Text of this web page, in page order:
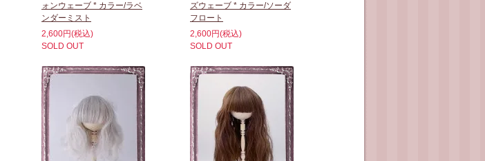
ォンウェーブ * カラー/ラベ
ンダーミスト
2,600円(税込)
SOLD OUT
ズウェーブ * カラー/ソーダ
フロート
2,600円(税込)
SOLD OUT